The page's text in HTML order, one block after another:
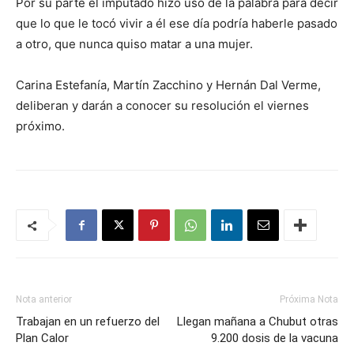
que lo que le tocó vivir a él ese día podría haberle pasado
a otro, que nunca quiso matar a una mujer.
Carina Estefanía, Martín Zacchino y Hernán Dal Verme,
deliberan y darán a conocer su resolución el viernes
próximo.
Nota anterior
Trabajan en un refuerzo del
Plan Calor
Próxima Nota
Llegan mañana a Chubut otras
9.200 dosis de la vacuna